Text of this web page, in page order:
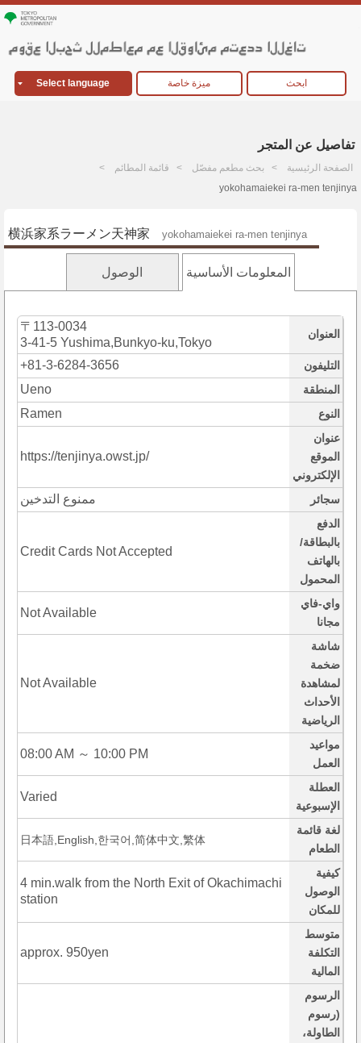
Select language ميزة خاصة ابحث
تفاصيل عن المتجر
الصفحة الرئيسية بحث مطعم مفصّل
قائمة المطائم
yokohamaiekei ra-men tenjinya
横浜家系ラーメン天神家 yokohamaiekei ra-men tenjinya
المعلومات الأساسية الوصول
العنوان
〒113-0034
3-41-5 Yushima,Bunkyo-ku,Tokyo
التليفون +81-3-6284-3656
المنطقة Ueno
النوع Ramen
عنوان
الموقع
الإلكتروني
https://tenjinya.owst.jp/
سجائر ممنوع التدخين
الدفع
بالبطاقة/
بالهاتف
المحمول
Credit Cards Not Accepted
واي-فاي
مجانا
Not Available
شاشة
ضخمة
لمشاهدة
الأحداث
الرياضية
Not Available
مواعيد
العمل
08:00 AM ～ 10:00 PM
العطلة
الإسبوعية
Varied
لغة قائمة
الطعام
日本語,English,한국어,简体中文,繁体
كيفية
الوصول
للمكان
4 min.walk from the North Exit of Okachimachi
station
متوسط
التكلفة
المالية
approx. 950yen
الرسوم
(رسوم
الطاولة،